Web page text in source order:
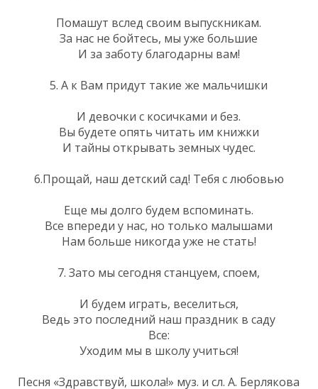
Помашут вслед своим выпускникам.
За нас не бойтесь, мы уже большие
И за заботу благодарны вам!
5. А к Вам придут такие же мальчишки
И девочки с косичками и без.
Вы будете опять читать им книжки
И тайны открывать земных чудес.
6.Прощай, наш детский сад! Тебя с любовью
Еще мы долго будем вспоминать.
Все впереди у нас, но только малышами
Нам больше никогда уже не стать!
7. Зато мы сегодня станцуем, споем,
И будем играть, веселиться,
Ведь это последний наш праздник в саду
Все:
Уходим мы в школу учиться!
Песня «Здравствуй, школа!» муз. и сл. А. Берлякова